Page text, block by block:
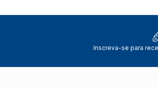
Inscreva-se para